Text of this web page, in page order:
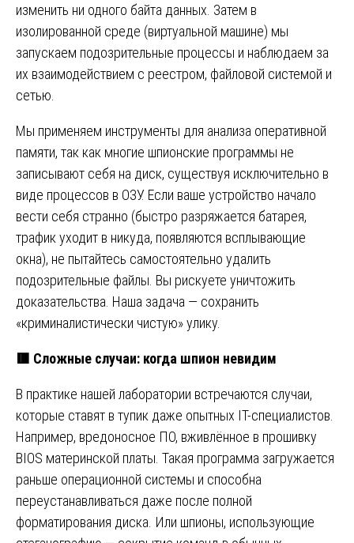
изменить ни одного байта данных. Затем в
изолированной среде (виртуальной машине) мы
запускаем подозрительные процессы и наблюдаем за
их взаимодействием с реестром, файловой системой и
сетью.
Мы применяем инструменты для анализа оперативной
памяти, так как многие шпионские программы не
записывают себя на диск, существуя исключительно в
виде процессов в ОЗУ. Если ваше устройство начало
вести себя странно (быстро разряжается батарея,
трафик уходит в никуда, появляются всплывающие
окна), не пытайтесь самостоятельно удалить
подозрительные файлы. Вы рискуете уничтожить
доказательства. Наша задача — сохранить
«криминалистически чистую» улику.
🟥 Сложные случаи: когда шпион невидим
В практике нашей лаборатории встречаются случаи,
которые ставят в тупик даже опытных IT-специалистов.
Например, вредоносное ПО, вживлённое в прошивку
BIOS материнской платы. Такая программа загружается
раньше операционной системы и способна
переустанавливаться даже после полной
форматирования диска. Или шпионы, использующие